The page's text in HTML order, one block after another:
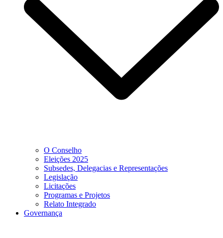
O Conselho
Eleições 2025
Subsedes, Delegacias e Representações
Legislação
Licitações
Programas e Projetos
Relato Integrado
Governança